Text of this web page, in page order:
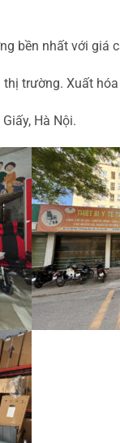
bền nhất với giá
trường. Xuất
Hà Nội.